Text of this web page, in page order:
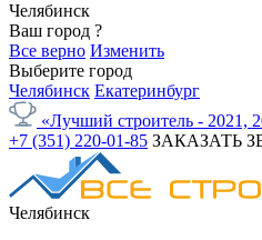
Челябинск
Ваш город ?
Все верно Изменить
Выберите город
Челябинск Екатеринбург
«Лучший строитель - 2021,
+7 (351) 220-01-85 ЗАКАЗАТЬ
Челябинск